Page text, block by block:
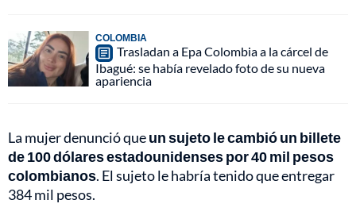
COLOMBIA
Trasladan a Epa Colombia a la cárcel de
Ibagué: se había revelado foto de su nueva
apariencia
La mujer denunció queun sujeto le cambió un billete
de 100 dólares estadounidenses por 40 mil pesos
colombianos. El sujeto le habría tenido que entregar
384 mil pesos.